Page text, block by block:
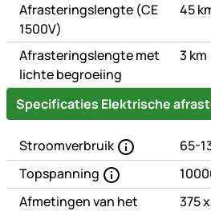
Afrasteringslengte (CE
1500V)
45
Afrasteringslengte met
lichte begroeiing
3 km
Specificaties Elektrische
Stroomverbruik
65-
Topspanning
Afmetingen van het
375